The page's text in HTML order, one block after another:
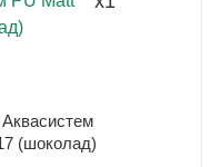
(шоколад)